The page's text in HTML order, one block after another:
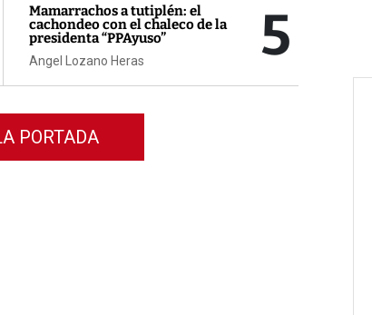
Mamarrachos a tutiplén: el
cachondeo con el chaleco de la
presidenta “PPAyuso”
Angel Lozano Heras 5
PORTADA